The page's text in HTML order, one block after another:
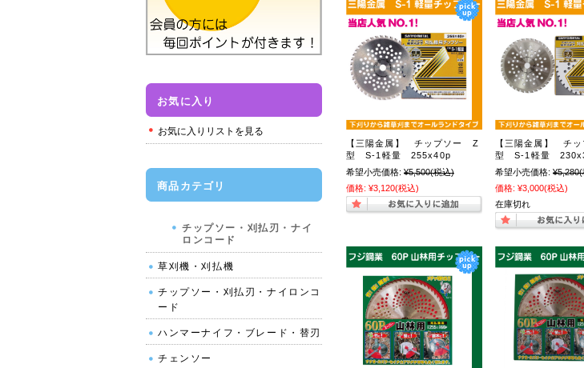
【三陽金属】 チップソー Z
型 S-1軽量 255x40p
希望小売価格: ¥5,500(税込)
価格: ¥3,120(税込)
【三陽金属】 チ
型 S-1軽量
希望小売価格: ¥5,280(
価格: ¥3,000(税込)
在庫切れ
お気に入り
お気に入りリストを見る
商品カテゴリ
チップソー・刈払刃・ナイ
ロンコード
草刈機・刈払機
チップソー・刈払刃・ナイロンコ
ード
ハンマーナイフ・ブレード・替刃
チェンソー